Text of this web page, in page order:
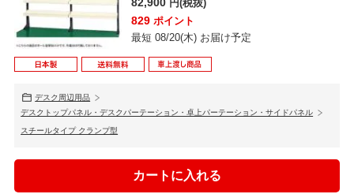
円(税抜)
829 ポイント
最短 08/20(木) お届け予定
デスク周辺用品
デスクトップパネル・デスクパーテーション・卓上パーテーション・サイドパネル
スチールタイプ クランプ型